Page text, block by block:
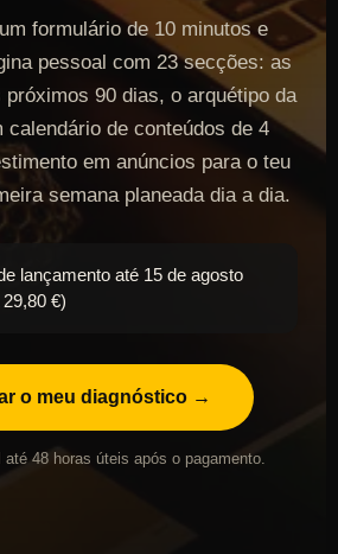
formulário de 10 minutos e
pessoal com 23 secções: as
90 dias, o arquétipo da
calendário de conteúdos de 4
em anúncios para o teu
semana planeada dia a dia.
lançamento até 15 de agosto
€)
o meu diagnóstico →
até 48 horas úteis após o pagamento.